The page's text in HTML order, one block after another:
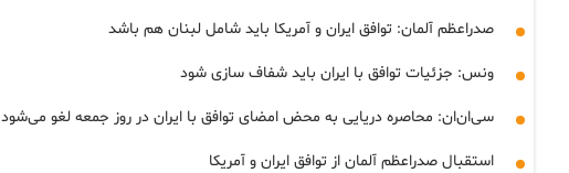
صدراعظم آلمان: توافق ایران و آمریکا باید شامل لبنان هم باشد
ونس: جزئیات توافق با ایران باید شفاف سازی شود
سی‌ان‌ان: محاصره دریایی به محض امضای توافق با ایران در روز جمعه لغو می‌شود
استقبال صدراعظم آلمان از توافق ایران و آمریکا